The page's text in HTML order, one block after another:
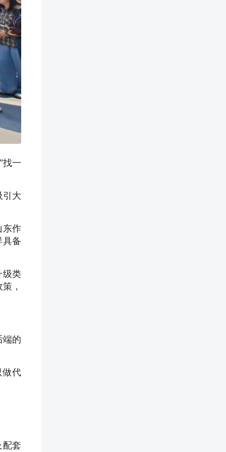
找一
引大
东作
具备
级类
，
端的
做代
配套